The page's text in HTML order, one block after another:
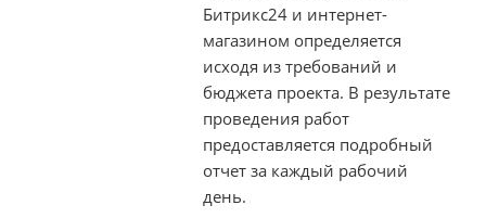
Битрикс24 и интернет-
магазином определяется
исходя из требований и
бюджета проекта. В результате
проведения работ
предоставляется подробный
отчет за каждый рабочий
день.